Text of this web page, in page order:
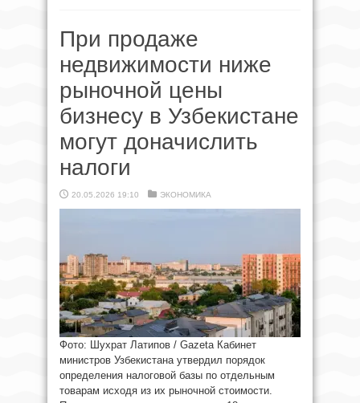
При продаже
недвижимости ниже
рыночной цены
бизнесу в Узбекистане
могут доначислить
налоги
20.05.2026 19:10 ЭКОНОМИКА
Фото: Шухрат Латипов / Gazeta Кабинет
министров Узбекистана утвердил порядок
определения налоговой базы по отдельным
товарам исходя из их рыночной стоимости.